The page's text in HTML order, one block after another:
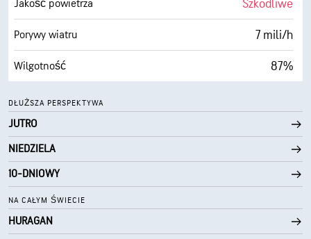
Pułap chmur 30000 stopy
Jakość powietrza Szkodliwe
Porywy wiatru 7 mili/h
Wilgotność 87%
Punkt rosy
AccuLumen Brightness Index™ 0 (Ciemne)
Zachmurzenie 24%
Widoczność 5 mili
Pułap chmur 30000 stopy
DŁUŻSZA PERSPEKTYWA
JUTRO
NIEDZIELA
10-DNIOWY
NA CAŁYM ŚWIECIE
HURAGAN